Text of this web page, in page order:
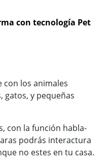
con tecnología Pet
con los animales
gatos, y pequeñas
con la función habla-
podrás interactura
no estes en tu casa.